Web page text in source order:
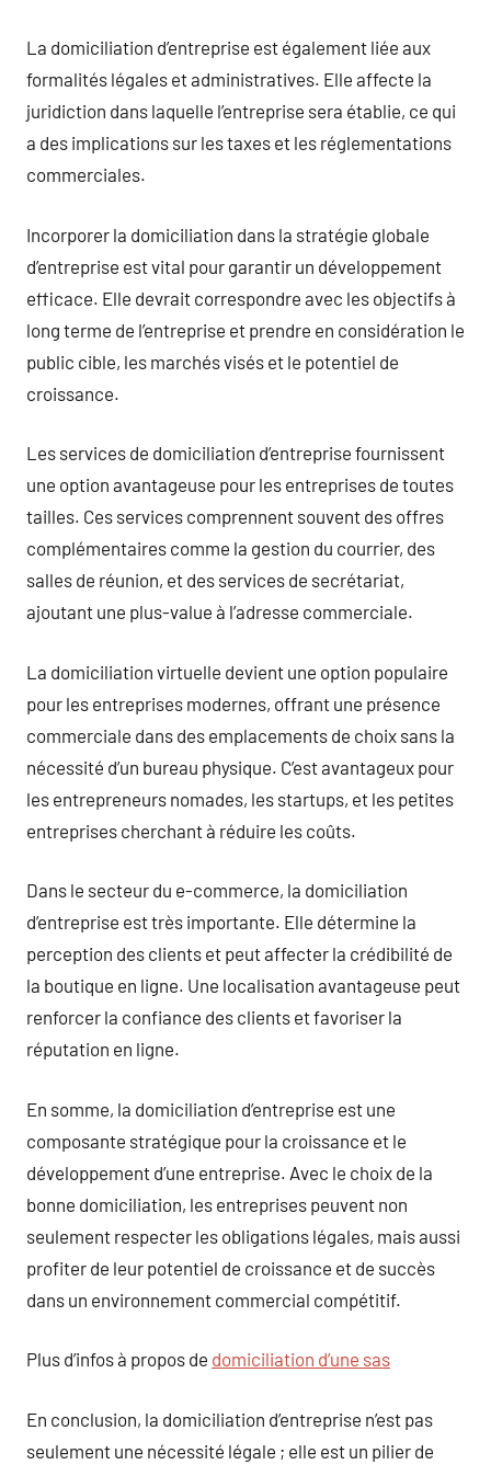
La domiciliation d’entreprise est également liée aux
formalités légales et administratives. Elle affecte la
juridiction dans laquelle l’entreprise sera établie, ce qui
a des implications sur les taxes et les réglementations
commerciales.
Incorporer la domiciliation dans la stratégie globale
d’entreprise est vital pour garantir un développement
efficace. Elle devrait correspondre avec les objectifs à
long terme de l’entreprise et prendre en considération le
public cible, les marchés visés et le potentiel de
croissance.
Les services de domiciliation d’entreprise fournissent
une option avantageuse pour les entreprises de toutes
tailles. Ces services comprennent souvent des offres
complémentaires comme la gestion du courrier, des
salles de réunion, et des services de secrétariat,
ajoutant une plus-value à l’adresse commerciale.
La domiciliation virtuelle devient une option populaire
pour les entreprises modernes, offrant une présence
commerciale dans des emplacements de choix sans la
nécessité d’un bureau physique. C’est avantageux pour
les entrepreneurs nomades, les startups, et les petites
entreprises cherchant à réduire les coûts.
Dans le secteur du e-commerce, la domiciliation
d’entreprise est très importante. Elle détermine la
perception des clients et peut affecter la crédibilité de
la boutique en ligne. Une localisation avantageuse peut
renforcer la confiance des clients et favoriser la
réputation en ligne.
En somme, la domiciliation d’entreprise est une
composante stratégique pour la croissance et le
développement d’une entreprise. Avec le choix de la
bonne domiciliation, les entreprises peuvent non
seulement respecter les obligations légales, mais aussi
profiter de leur potentiel de croissance et de succès
dans un environnement commercial compétitif.
Plus d’infos à propos de domiciliation d’une sas
En conclusion, la domiciliation d’entreprise n’est pas
seulement une nécessité légale ; elle est un pilier de